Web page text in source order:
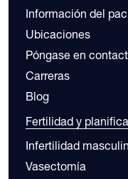
Información del
Ubicaciones
Póngase en
Carreras
Blog
Fertilidad y
Infertilidad
Vasectomía